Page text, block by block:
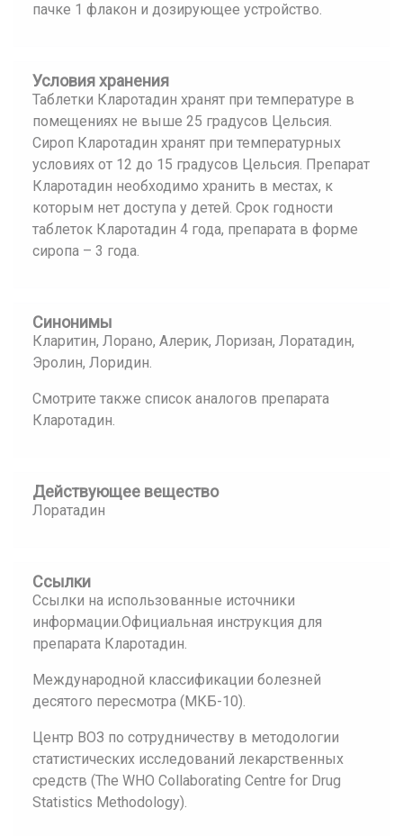
пачке 1 флакон и дозирующее устройство.
Условия хранения
Таблетки Кларотадин хранят при температуре в
помещениях не выше 25 градусов Цельсия.
Сироп Кларотадин хранят при температурных
условиях от 12 до 15 градусов Цельсия. Препарат
Кларотадин необходимо хранить в местах, к
которым нет доступа у детей. Срок годности
таблеток Кларотадин 4 года, препарата в форме
сиропа – 3 года.
Синонимы
Кларитин, Лорано, Алерик, Лоризан, Лоратадин,
Эролин, Лоридин.
Смотрите также список аналогов препарата
Кларотадин.
Действующее вещество
Лоратадин
Ссылки
Ссылки на использованные источники
информации.Официальная инструкция для
препарата Кларотадин.
Международной классификации болезней
десятого пересмотра (МКБ-10).
Центр ВОЗ по сотрудничеству в методологии
статистических исследований лекарственных
средств (The WHO Collaborating Centre for Drug
Statistics Methodology).